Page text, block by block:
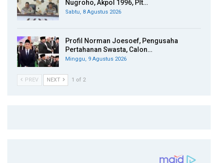
Nugroho, Akpol 1996, Plt…
Sabtu, 8 Agustus 2026
Profil Norman Joesoef, Pengusaha
Pertahanan Swasta, Calon…
Minggu, 9 Agustus 2026
PREV NEXT 1 of 2